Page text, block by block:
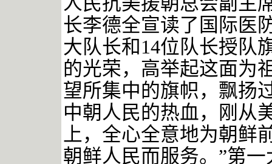
长李德全宣读了国际医
大队长和14位队长授队
的光荣，高举起这面为
望所集中的旗帜，飘扬
中朝人民的热血，刚从
上，全心全意地为朝鲜
朝鲜人民而服务。”第